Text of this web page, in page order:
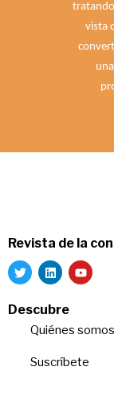
vista
Revista de la
Descubre
Quiénes somos
Suscríbete